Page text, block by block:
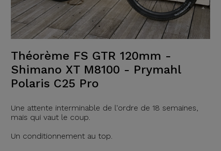
Théorème FS GTR 120mm -
Shimano XT M8100 - Prymahl
Polaris C25 Pro
Une attente interminable de l'ordre de 18 semaines,
mais qui vaut le coup.
Un conditionnement au top.